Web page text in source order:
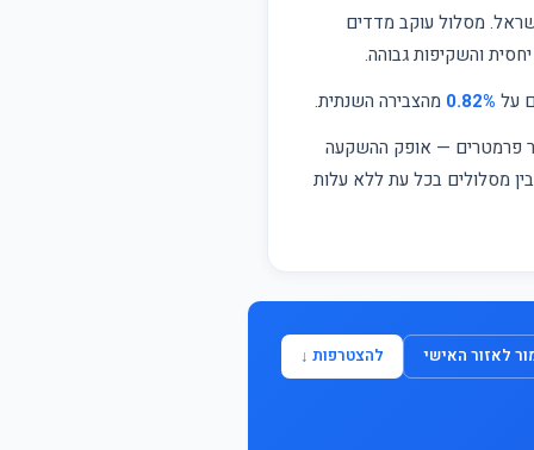
תנאי שימוש
התחבר / הצטרף
מסלול עוקב מדדים
והשקיפות גבוהה.
על 0.82% מהצבירה השנתית.
פרמטרים — אופק ההשקעה
מסלולים בכל עת ללא עלות
לאזור האישי להצטרפות ↓